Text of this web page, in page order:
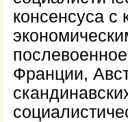
консенсуса с
Франции,